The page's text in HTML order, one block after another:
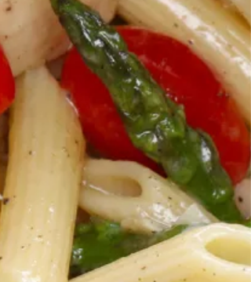
袋鼠肉丸意粉
烹調時間: ★★★☆☆ 烹調難度: ★★★☆☆ 材料​ 1
千克袋鼠柳 ，切蓉 500克意粉 黑胡椒碎適量 2茶
乾奧勒岡 1/3 杯扁葉蕃茜，切碎 1杯巴馬臣芝士
湯匙橄欖油 2瓣蒜，壓碎 2隻蛋 1.5杯新鮮麵包糠
汁 3罐400克罐裝切粒蕃茄 1湯匙橄欖油...